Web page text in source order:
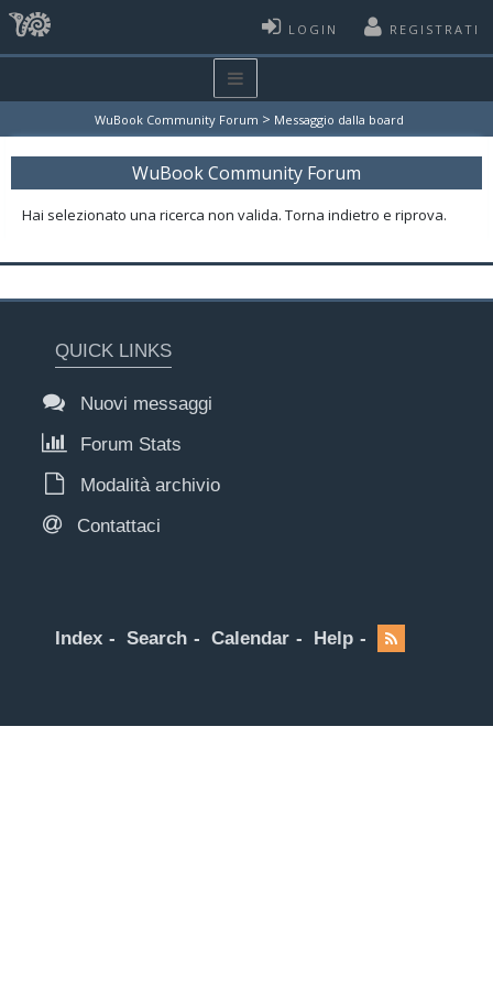
LOGIN REGISTRATI
WuBook Community Forum > Messaggio dalla board
WuBook Community Forum
Hai selezionato una ricerca non valida. Torna indietro e riprova.
QUICK LINKS
Nuovi messaggi
Forum Stats
Modalità archivio
Contattaci
Index Search Calendar Help